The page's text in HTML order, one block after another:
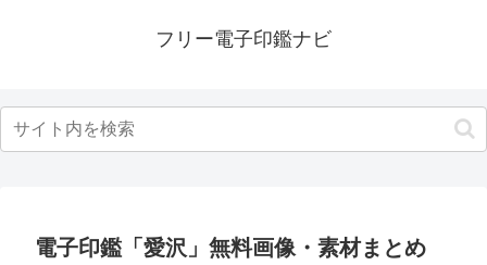
フリー電子印鑑ナビ
電子印鑑「愛沢」無料画像・素材まとめ